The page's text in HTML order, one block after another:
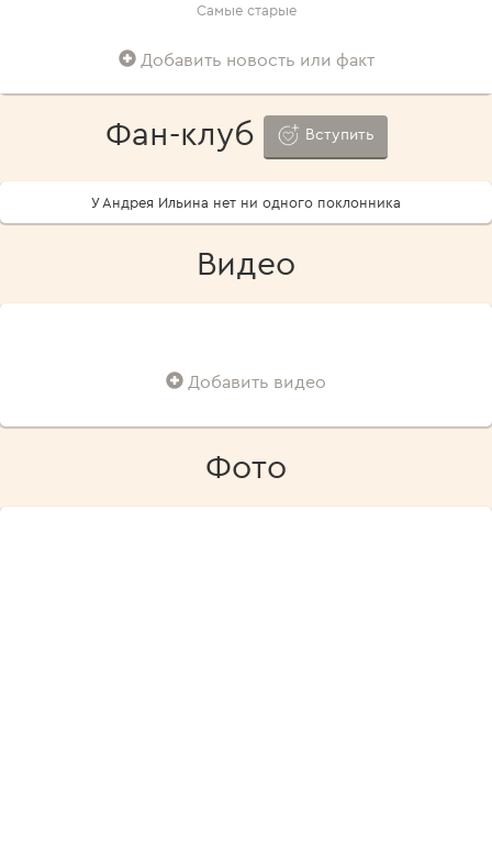
Самые старые
Добавить новость или факт
Фан-клуб Вступить
У Андрея Ильина нет ни одного поклонника
Видео
Добавить видео
Фото